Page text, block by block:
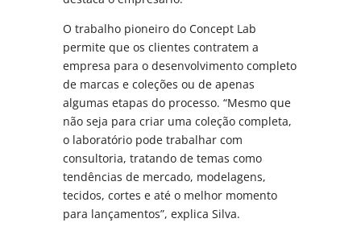
O trabalho pioneiro do Concept Lab
permite que os clientes contratem a
empresa para o desenvolvimento completo
de marcas e coleções ou de apenas
algumas etapas do processo. “Mesmo que
não seja para criar uma coleção completa,
o laboratório pode trabalhar com
consultoria, tratando de temas como
tendências de mercado, modelagens,
tecidos, cortes e até o melhor momento
para lançamentos”, explica Silva.